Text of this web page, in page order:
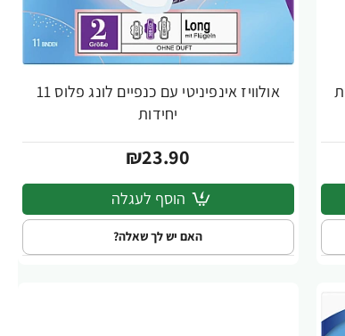
אולוויז אינפיניטי עם כנפיים לונג פלוס 11
יחידות
₪23.90
הוסף לעגלה
האם יש לך שאלה?